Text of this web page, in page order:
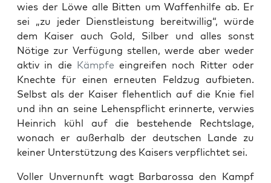
wies der Löwe alle Bit­ten um Waf­fen­hil­fe ab. Er
sei „zu jed­er Dien­stleis­tung bere­itwillig“, würde
dem Kaiser auch Gold, Sil­ber und alles son­st
Nötige zur Ver­fü­gung stellen, werde aber wed­er
aktiv in die Kämpfe ein­greifen noch Rit­ter oder
Knechte für einen erneuten Feldzug auf­bi­eten.
Selb­st als der Kaiser fle­hentlich auf die Knie fiel
und ihn an seine Lehen­spflicht erin­nerte, ver­wies
Hein­rich kühl auf die beste­hende Recht­slage,
wonach er außer­halb der deutschen Lande zu
kein­er Unter­stützung des Kaisers verpflichtet sei.
Voller Unver­nun­ft wagt Bar­barossa den Kampf